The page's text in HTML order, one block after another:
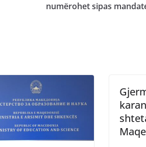
numërohet sipas